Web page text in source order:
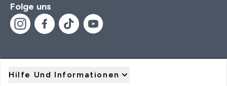
Folge uns
Hilfe Und Informationen